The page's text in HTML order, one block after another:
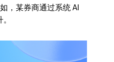
，某券商通过系统 AI